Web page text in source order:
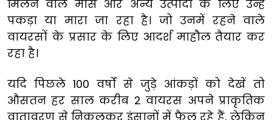
मिलने वाले मांस और अन्य उत्पादों के लिए उन्हें
पकड़ा या मारा जा रहा है। जो उनमें रहने वाले
वायरसों के प्रसार के लिए आदर्श माहौल तैयार कर
रहा है।
यदि पिछले 100 वर्षों से जुड़े आंकड़ों को देखें तो
औसतन हर साल करीब 2 वायरस अपने प्राकृतिक
वातावरण से निकलकर इंसानों में फैल रहे हैं, लेकिन